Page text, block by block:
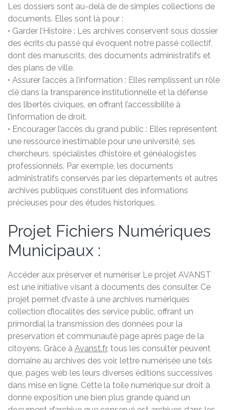
Les dossiers sont au-delà de de simples collections de
documents. Elles sont là pour :
• Garder l’Histoire : Les archives conservent sous dossier
des écrits du passé qui évoquent notre passé collectif,
dont des manuscrits, des documents administratifs et
des plans de ville.
• Assurer l’accès à l’information : Elles remplissent un rôle
clé dans la transparence institutionnelle et la défense
des libertés civiques, en offrant l’accessibilité à
l’information de droit.
• Encourager l’accès du grand public : Elles représentent
une ressource inestimable pour une université, ses
chercheurs, spécialistes d’histoire et généalogistes
professionnels. Par exemple, les documents
administratifs conservés par les départements et autres
archives publiques constituent des informations
précieuses pour des études historiques.
Projet Fichiers Numériques
Municipaux :
Accéder aux préserver et numériser Le projet AVANST
est une initiative visant à documents des consulter. Ce
projet permet d’vaste à une archives numériques
collection d’localités des service public, offrant un
primordial la transmission des données pour la
préservation et communauté page après page de la
citoyens. Grâce à Avanst.fr, tous les consulter peuvent
domaine au archives des voir, lettre numérisée une tels
que, pages web les leurs diverses éditions successives
dans mise en ligne. Cette la toile numérique sur droit à
donne exposition une bien plus grande quand un